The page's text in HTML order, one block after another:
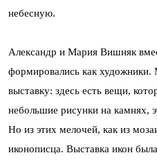
небесную.
Александр и Мария Вишняк
формировались как художники.
выставку: здесь есть вещи,
небольшие рисунки на камнях,
Но из этих мелочей, как из
иконописца. Выставка икон